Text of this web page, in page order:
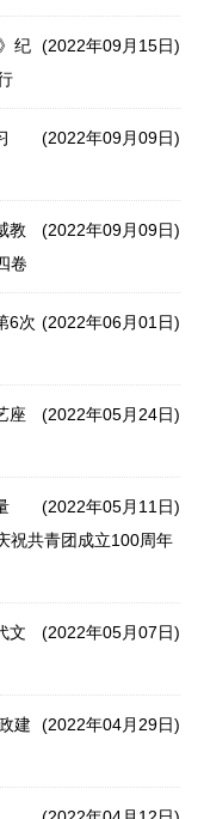
(2022年09月15日)
纪
(2022年09月09日)
(2022年09月09日)
教
卷
(2022年06月01日)
6次
(2022年05月24日)
座
(2022年05月11日)
共青团成立100周年
(2022年05月07日)
文
(2022年04月29日)
建